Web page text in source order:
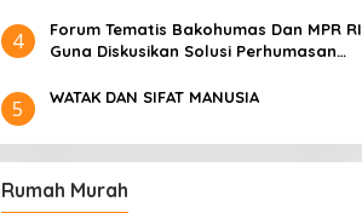
4
Forum Tematis Bakohumas Dan MPR RI
Guna Diskusikan Solusi Perhumasan
Masing
5 WATAK DAN SIFAT MANUSIA
Rumah Murah